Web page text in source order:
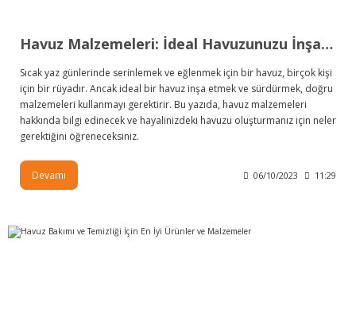
Havuz Malzemeleri: İdeal Havuzunuzu İnşa Etmek İçin Gerekenler
Sıcak yaz günlerinde serinlemek ve eğlenmek için bir havuz, birçok kişi
için bir rüyadır. Ancak ideal bir havuz inşa etmek ve sürdürmek, doğru
malzemeleri kullanmayı gerektirir. Bu yazıda, havuz malzemeleri
hakkında bilgi edinecek ve hayalinizdeki havuzu oluşturmanız için neler
gerektiğini öğreneceksiniz.
Devamı 06/10/2023 11:29